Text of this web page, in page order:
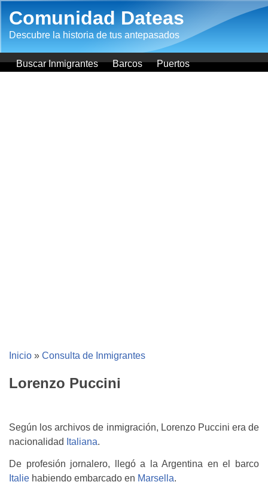
Comunidad Dateas
Descubre la historia de tus antepasados
Buscar Inmigrantes Barcos Puertos
Inicio » Consulta de Inmigrantes
Lorenzo Puccini
Según los archivos de inmigración, Lorenzo Puccini era de
nacionalidad Italiana.
De profesión jornalero, llegó a la Argentina en el barco
Italie habiendo embarcado en Marsella.